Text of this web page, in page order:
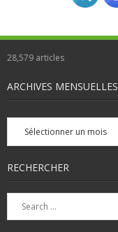
28,579 articles
ARCHIVES MENSUELLES
Archives
mensuelles
RECHERCHER